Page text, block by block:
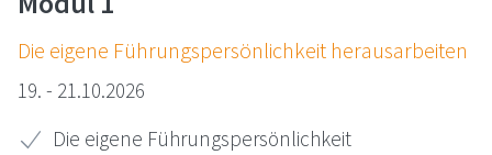
Die ei­ge­ne Füh­rungs­per­sön­lich­keit her­aus­ar­bei­ten
19. - 21.10.2026
Die eigene Führungspersönlichkeit